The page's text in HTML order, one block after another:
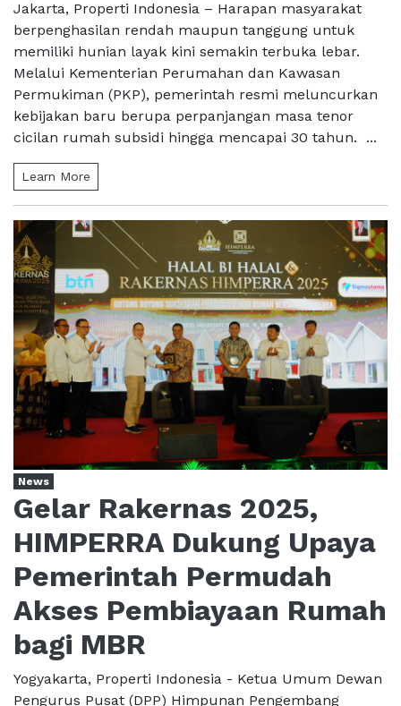
Jakarta, Properti Indonesia – Harapan masyarakat
berpenghasilan rendah maupun tanggung untuk
memiliki hunian layak kini semakin terbuka lebar.
Melalui Kementerian Perumahan dan Kawasan
Permukiman (PKP), pemerintah resmi meluncurkan
kebijakan baru berupa perpanjangan masa tenor
cicilan rumah subsidi hingga mencapai 30 tahun. ...
Learn More
News
Gelar Rakernas 2025,
HIMPERRA Dukung Upaya
Pemerintah Permudah
Akses Pembiayaan Rumah
bagi MBR
Yogyakarta, Properti Indonesia - Ketua Umum Dewan
Pengurus Pusat (DPP) Himpunan Pengembang